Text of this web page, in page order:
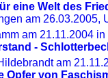
eine Welt des
am 26.03.2005,
am 21.11.2004 in
-
am
Opfer von